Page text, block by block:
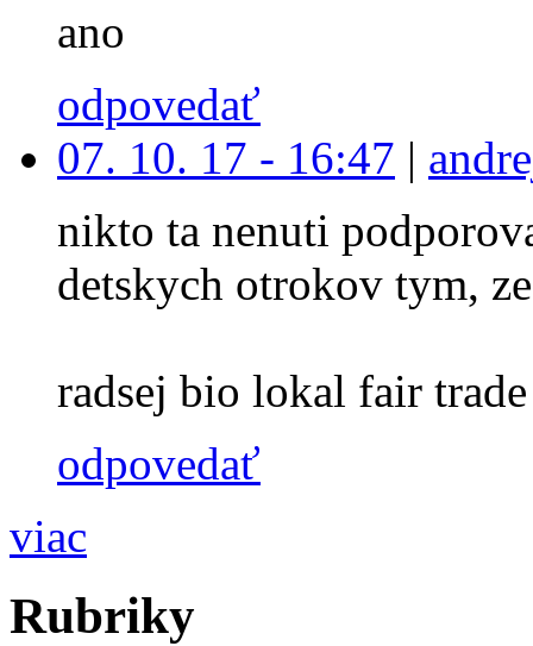
ano
odpovedať
07. 10. 17 - 16:47 |
nikto ta nenuti
detskych otrokov tym,
radsej bio lokal fair
odpovedať
viac
Rubriky